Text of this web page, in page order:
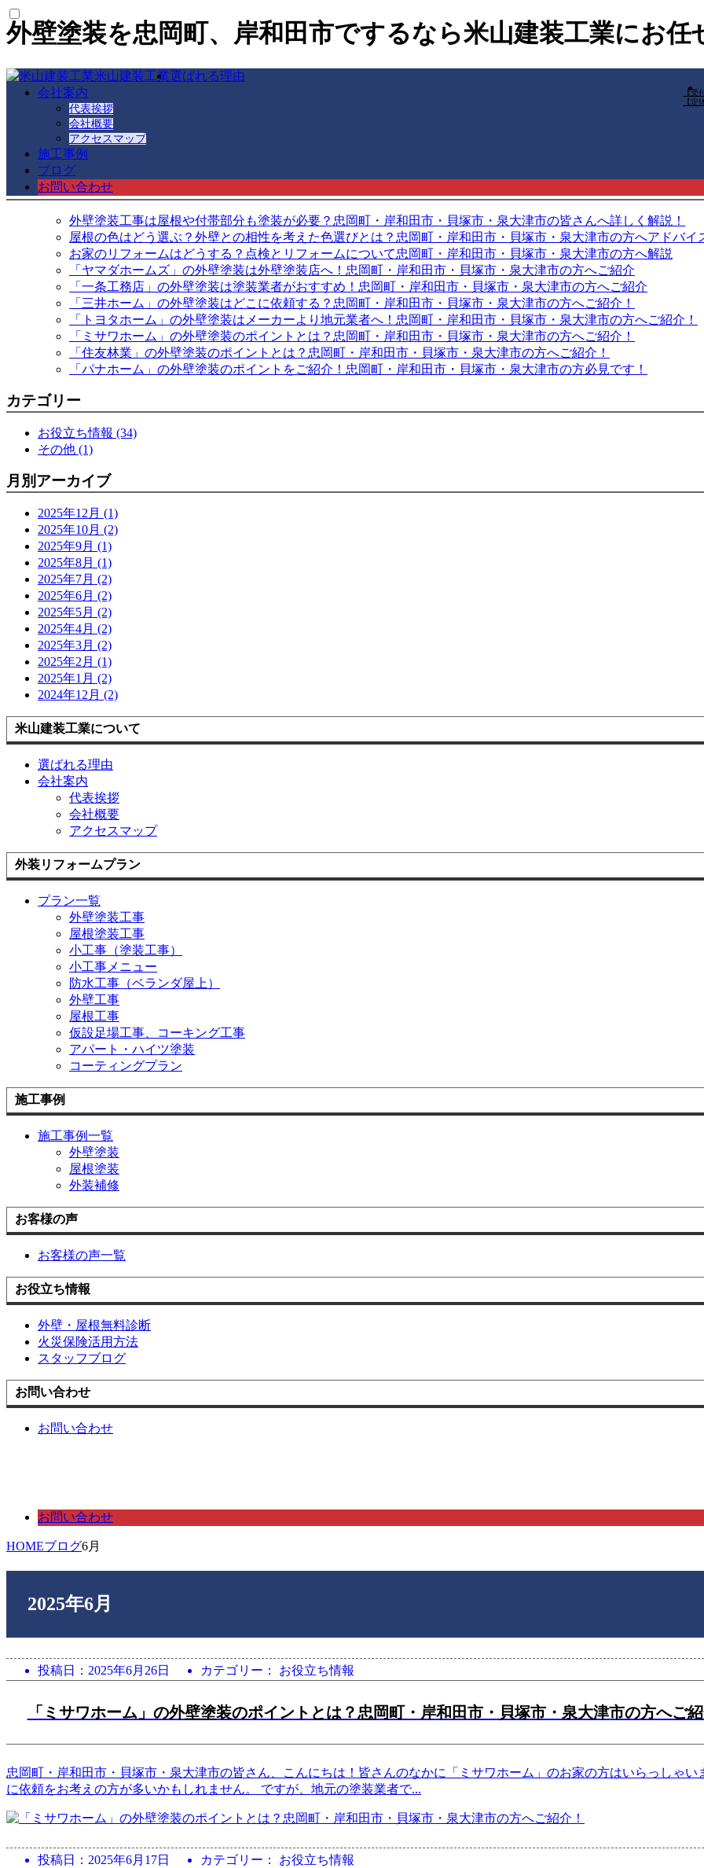
外壁塗装を忠岡町、岸和田市でするなら米山建装工業にお任
米山建装工業
【受
【定
選ばれる理由
会社案内
代表挨拶
会社概要
アクセスマップ
施工事例
ブログ
お問い合わせ
メールでのご相談はこちら
お問い合わせ
最新の投稿
外壁塗装工事は屋根や付帯部分も塗装が必要？忠岡町・岸和田市・貝塚市・泉大津市の皆さんへ詳しく解説！
屋根の色はどう選ぶ？外壁との相性を考えた色選びとは？忠岡町・岸和田市・貝塚市・泉大津市の方へアドバイ
お家のリフォームはどうする？点検とリフォームについて忠岡町・岸和田市・貝塚市・泉大津市の方へ解説
「ヤマダホームズ」の外壁塗装は外壁塗装店へ！忠岡町・岸和田市・貝塚市・泉大津市の方へご紹介
「一条工務店」の外壁塗装は塗装業者がおすすめ！忠岡町・岸和田市・貝塚市・泉大津市の方へご紹介
「三井ホーム」の外壁塗装はどこに依頼する？忠岡町・岸和田市・貝塚市・泉大津市の方へご紹介！
「トヨタホーム」の外壁塗装はメーカーより地元業者へ！忠岡町・岸和田市・貝塚市・泉大津市の方へご紹介！
「ミサワホーム」の外壁塗装のポイントとは？忠岡町・岸和田市・貝塚市・泉大津市の方へご紹介！
「住友林業」の外壁塗装のポイントとは？忠岡町・岸和田市・貝塚市・泉大津市の方へご紹介！
「パナホーム」の外壁塗装のポイントをご紹介！忠岡町・岸和田市・貝塚市・泉大津市の方必見です！
カテゴリー
お役立ち情報 (34)
その他 (1)
月別アーカイブ
2025年12月 (1)
2025年10月 (2)
2025年9月 (1)
2025年8月 (1)
2025年7月 (2)
2025年6月 (2)
2025年5月 (2)
2025年4月 (2)
2025年3月 (2)
2025年2月 (1)
2025年1月 (2)
2024年12月 (2)
米山建装工業について
選ばれる理由
会社案内
代表挨拶
会社概要
アクセスマップ
外装リフォームプラン
プラン一覧
外壁塗装工事
屋根塗装工事
小工事（塗装工事）
小工事メニュー
防水工事（ベランダ屋上）
外壁工事
屋根工事
仮設足場工事、コーキング工事
アパート・ハイツ塗装
コーティングプラン
施工事例
施工事例一覧
外壁塗装
屋根塗装
外装補修
お客様の声
お客様の声一覧
お役立ち情報
外壁・屋根無料診断
火災保険活用方法
スタッフブログ
お問い合わせ
お問い合わせ
お問い合わせ
HOMEブログ6月
2025年6月
投稿日： 2025年6月26日 カテゴリー： お役立ち情報
「ミサワホーム」の外壁塗装のポイントとは？忠岡町・岸和田市・貝塚市・泉大津市の方へご
忠岡町・岸和田市・貝塚市・泉大津市の皆さん、こんにちは！皆さんのなかに「ミサワホーム」のお家の方はいらっしゃ
に依頼をお考えの方が多いかもしれません。 ですが、地元の塗装業者で...
投稿日： 2025年6月17日 カテゴリー： お役立ち情報